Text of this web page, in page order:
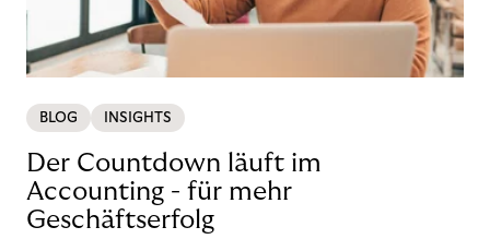
BLOG INSIGHTS
Der Countdown läuft im
Accounting - für mehr
Geschäftserfolg